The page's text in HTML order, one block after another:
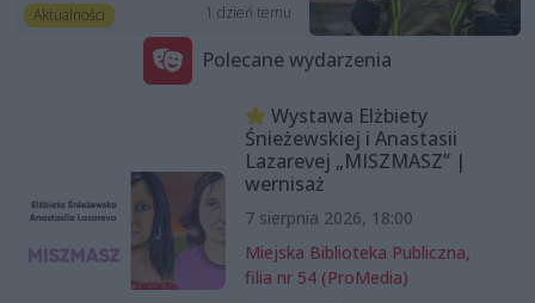
Aktualności 1 dzień temu
Polecane wydarzenia
Wystawa Elżbiety
Śnieżewskiej i Anastasii
Lazarevej „MISZMASZ” |
wernisaż
7 sierpnia 2026, 18:00
Miejska Biblioteka Publiczna,
filia nr 54 (ProMedia)